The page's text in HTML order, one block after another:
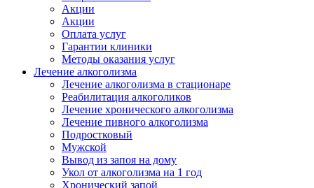
Акции
Акции
Оплата услуг
Гарантии клиники
Методы оказания услуг
Лечение алкоголизма
Лечение алкоголизма в стационаре
Реабилитация алкоголиков
Лечение хронического алкоголизма
Лечение пивного алкоголизма
Подростковый
Мужской
Вывод из запоя на дому
Укол от алкоголизма на 1 год
Хронический запой